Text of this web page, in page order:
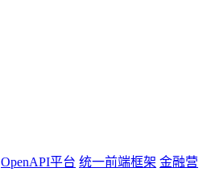
OpenAPI平台 统一前端框架 金融营